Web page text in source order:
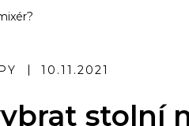
10.11.2021
stolní